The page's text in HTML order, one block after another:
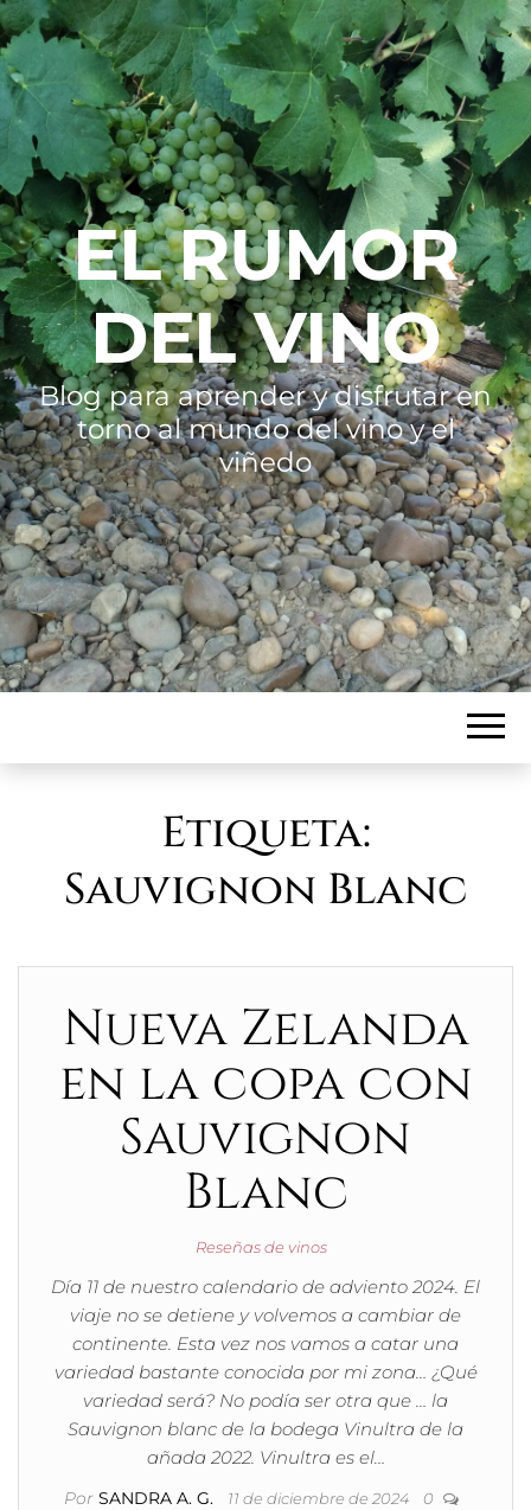
EL RUMOR
DEL VINO
Blog para aprender y disfrutar en
torno al mundo del vino y el
viñedo
Etiqueta:
Sauvignon Blanc
Nueva Zelanda
en la copa con
Sauvignon
Blanc
Reseñas de vinos
Día 11 de nuestro calendario de adviento 2024. El
viaje no se detiene y volvemos a cambiar de
continente. Esta vez nos vamos a catar una
variedad bastante conocida por mi zona… ¿Qué
variedad será? No podía ser otra que … la
Sauvignon blanc de la bodega Vinultra de la
añada 2022. Vinultra es el…
Por SANDRA A. G. 11 de diciembre de 2024 0